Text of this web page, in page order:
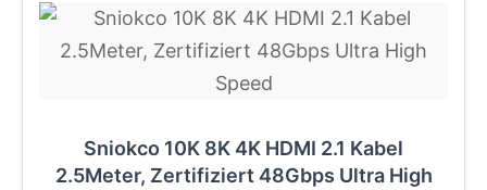
Sniokco 10K 8K 4K HDMI 2.1 Kabel
2.5Meter, Zertifiziert 48Gbps Ultra High